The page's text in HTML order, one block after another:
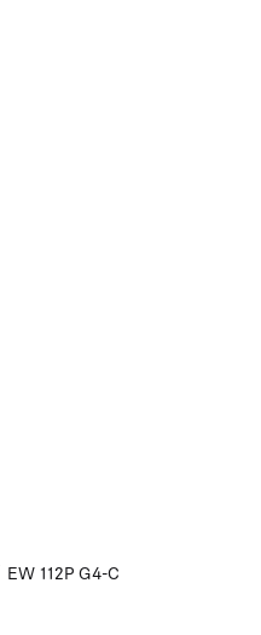
EW 112P G4-C